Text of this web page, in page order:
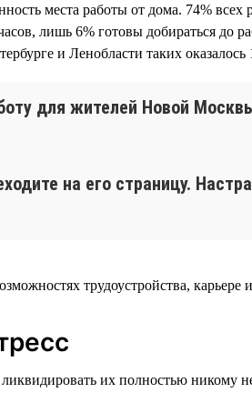
места работы от дома. 74%
лишь 6% готовы добираться
и Ленобласти таких оказалось
для жителей Новой
на его страницу.
трудоустройства,
их полностью никому